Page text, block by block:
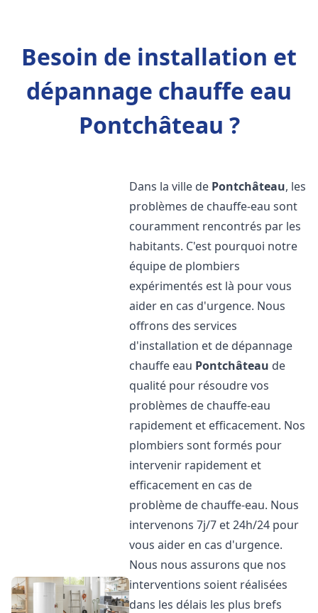
Besoin de installation et
dépannage chauffe eau
Pontchâteau ?
Dans la ville de Pontchâteau, les
problèmes de chauffe-eau sont
couramment rencontrés par les
habitants. C'est pourquoi notre
équipe de plombiers
expérimentés est là pour vous
aider en cas d'urgence. Nous
offrons des services
d'installation et de dépannage
chauffe eau Pontchâteau de
qualité pour résoudre vos
problèmes de chauffe-eau
rapidement et efficacement. Nos
plombiers sont formés pour
intervenir rapidement et
efficacement en cas de
problème de chauffe-eau. Nous
intervenons 7j/7 et 24h/24 pour
vous aider en cas d'urgence.
Nous nous assurons que nos
interventions soient réalisées
dans les délais les plus brefs